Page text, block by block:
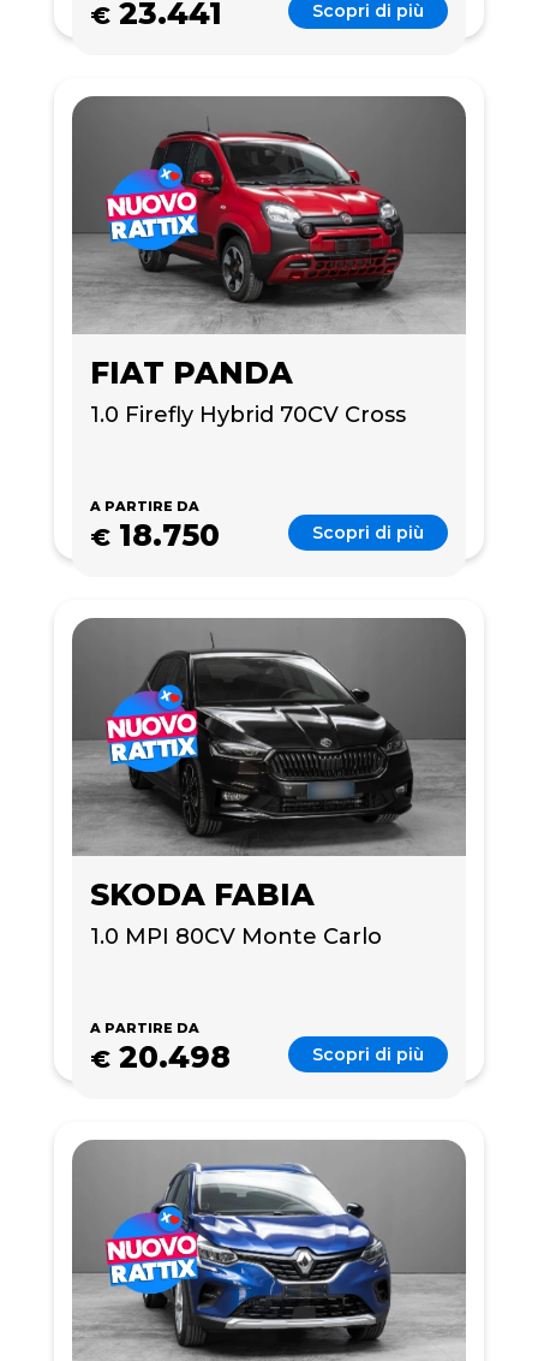
€ 23.441 Scopri di più
FIAT PANDA
1.0 Firefly Hybrid 70CV Cross
A PARTIRE DA
€ 18.750 Scopri di più
SKODA FABIA
1.0 MPI 80CV Monte Carlo
A PARTIRE DA
€ 20.498 Scopri di più